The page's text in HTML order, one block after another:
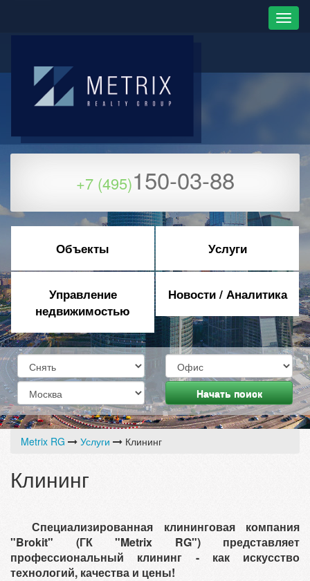
+7 (495)150-03-88
Объекты Услуги
Управление
недвижимостью
Новости / Аналитика
Начать поиск
Metrix RG Услуги Клининг
Клининг
Специализированная клининговая компания
"Brokit" (ГК "Metrix RG") представляет
профессиональный клининг - как искусство
технологий, качества и цены!